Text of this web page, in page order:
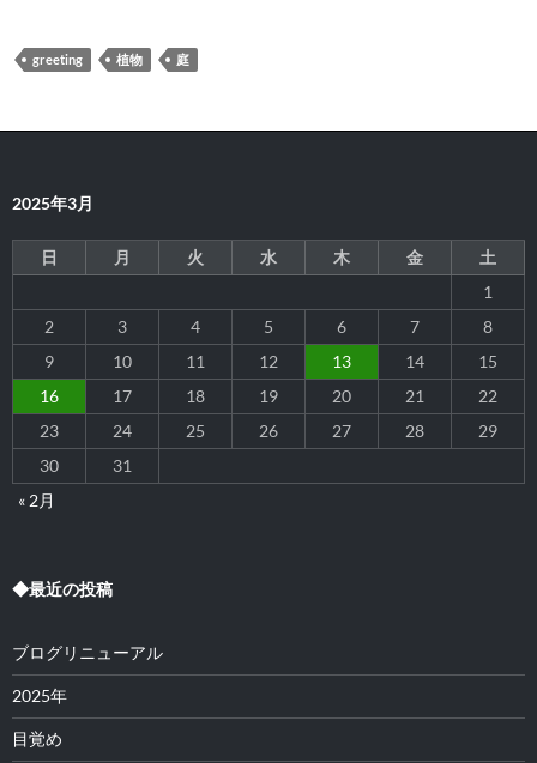
greeting 植物 庭
2025年3月
日 月 火 水 木 金
土
1
2
3 4 5 6 7
8
9
10 11 12 13 14
15
16
17 18 19 20 21
22
23
24 25 26 27 28
29
30
31
« 2月
◆最近の投稿
ブログリニューアル
2025年
目覚め